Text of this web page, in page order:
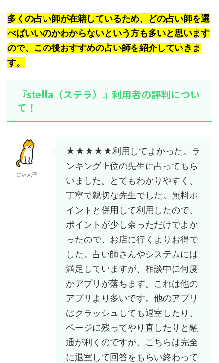
多くの占い師が在籍しているため、どの占い師を選
べばいいのかわからないという方も多いと思います
ので、この後おすすめの占い師を紹介していきま
す。
『stella（ステラ）』利用者の評判につい
て！
にゃん子
★★★★★利用してよかった。ラ
ンキング上位の先生に占ってもら
いました。とてもわかりやすく、
丁寧で親切な先生でした。無料ポ
イントと併用して利用したので、
ポイントが少し余っただけでよか
ったので、お店に行くよりお得で
した。占い師さんやシステムには
満足していますが、相談中に何度
かアプリが落ちます。これは他の
アプリより多いです。他のアプリ
はクラッシュしても退室したり、
ページに残ってやり直したりと融
通が利くのですが、こちらは完全
に退室して回答をもらい終わって